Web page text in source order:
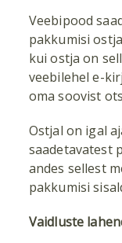
Veebipood
pakkumisi
kui ostja on
veebilehel e-
oma soovist
Ostjal on igal
saadetavatest
andes sellest
pakkumisi
Vaidluste